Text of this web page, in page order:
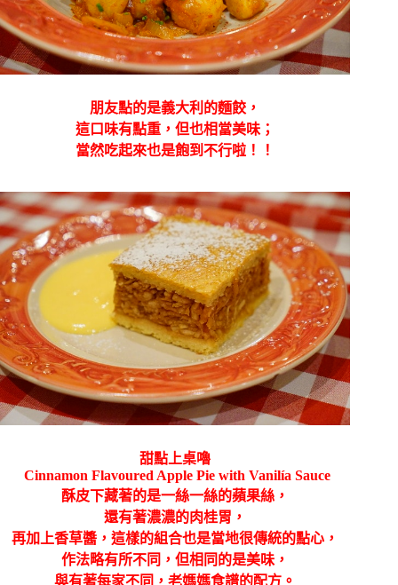
朋友點的是義大利的麵餃，
這口味有點重，但也相當美味；
當然吃起來也是飽到不行啦！！
甜點上桌嚕
Cinnamon Flavoured Apple Pie with Vanilía Sauce
酥皮下藏著的是一絲一絲的蘋果絲，
還有著濃濃的肉桂胃，
再加上香草醬，這樣的組合也是當地很傳統的點心，
作法略有所不同，但相同的是美味，
與有著每家不同，老媽媽食譜的配方。